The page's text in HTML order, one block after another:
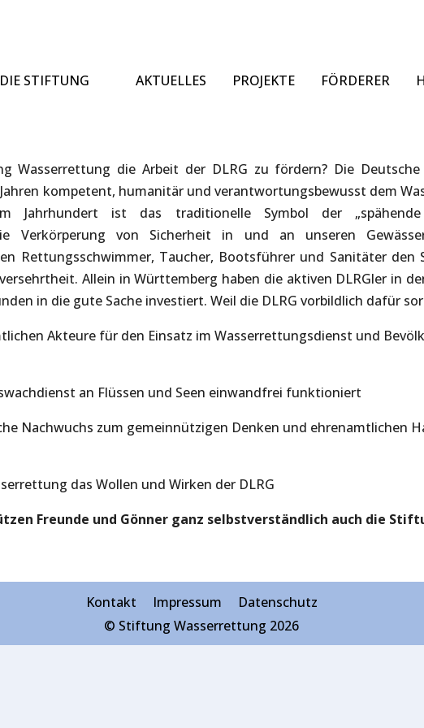
DIE STIFTUNG AKTUELLES PROJEKTE FÖRDERER
Wasserrettung die Arbeit der DLRG zu fördern? Die Deutsche
kompetent, humanitär und verantwortungsbewusst dem
Jahrhundert ist das traditionelle Symbol der
Verkörperung von Sicherheit in und an unseren
Rettungsschwimmer, Taucher, Bootsführer und Sanitäter den
Allein in Württemberg haben die aktiven DLRGler in
in die gute Sache investiert. Weil die DLRG vorbildlich dafür
Akteure für den Einsatz im Wasserrettungsdienst und
an Flüssen und Seen einwandfrei funktioniert
Nachwuchs zum gemeinnützigen Denken und ehrenamtlichen
das Wollen und Wirken der DLRG
Freunde und Gönner ganz selbstverständlich auch die
Kontakt Impressum
Datenschutz
© Stiftung Wasserrettung 2026